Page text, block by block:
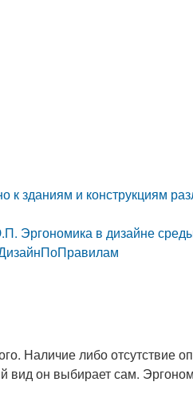
зданиям и конструкциям
Эргономика в дизайне
Наличие либо отсутствие
вид он выбирает сам.